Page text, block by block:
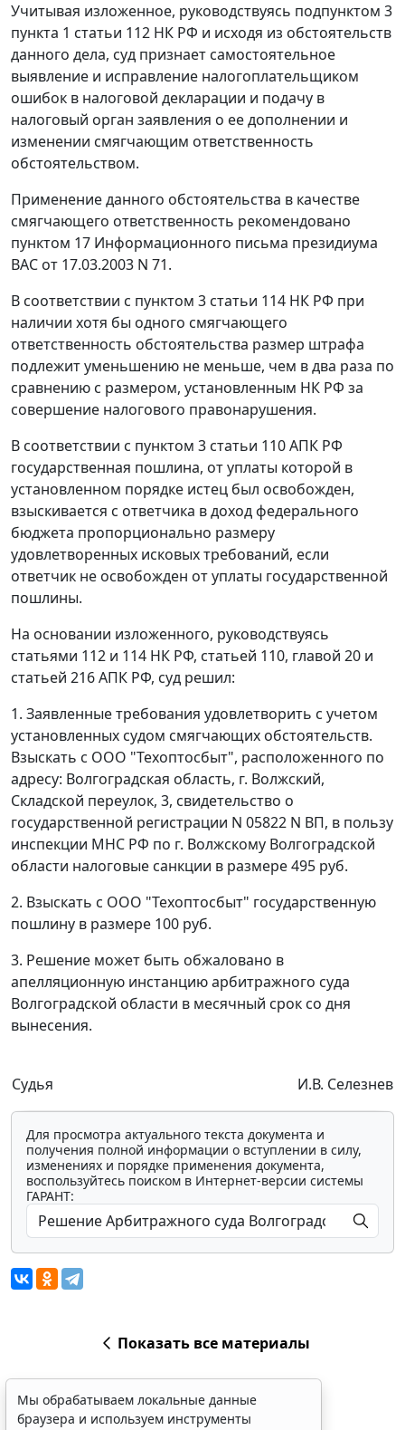
Учитывая изложенное, руководствуясь подпунктом 3
пункта 1 статьи 112 НК РФ и исходя из обстоятельств
данного дела, суд признает самостоятельное
выявление и исправление налогоплательщиком
ошибок в налоговой декларации и подачу в
налоговый орган заявления о ее дополнении и
изменении смягчающим ответственность
обстоятельством.
Применение данного обстоятельства в качестве
смягчающего ответственность рекомендовано
пунктом 17 Информационного письма президиума
ВАС от 17.03.2003 N 71.
В соответствии с пунктом 3 статьи 114 НК РФ при
наличии хотя бы одного смягчающего
ответственность обстоятельства размер штрафа
подлежит уменьшению не меньше, чем в два раза по
сравнению с размером, установленным НК РФ за
совершение налогового правонарушения.
В соответствии с пунктом 3 статьи 110АПК РФ
государственная пошлина, от уплаты которой в
установленном порядке истец был освобожден,
взыскивается с ответчика в доход федерального
бюджета пропорционально размеру
удовлетворенных исковых требований, если
ответчик не освобожден от уплаты государственной
пошлины.
На основании изложенного, руководствуясь
статьями 112 и 114 НК РФ, статьей 110, главой 20 и
статьей 216АПК РФ, суд решил:
1. Заявленные требования удовлетворить с учетом
установленных судом смягчающих обстоятельств.
Взыскать с ООО "Техоптосбыт", расположенного по
адресу: Волгоградская область, г. Волжский,
Складской переулок, 3, свидетельство о
государственной регистрации N 05822 N ВП, в пользу
инспекции МНС РФ по г. Волжскому Волгоградской
области налоговые санкции в размере 495 руб.
2. Взыскать с ООО "Техоптосбыт" государственную
пошлину в размере 100 руб.
3. Решение может быть обжаловано в
апелляционную инстанцию арбитражного суда
Волгоградской области в месячный срок со дня
вынесения.
Судья И.В. Селезнев
Для просмотра актуального текста документа и
получения полной информации о вступлении в силу,
изменениях и порядке применения документа,
воспользуйтесь поиском в Интернет-версии системы
ГАРАНТ:
Показать все материалы
Мы обрабатываем локальные данные
браузера и используем инструменты